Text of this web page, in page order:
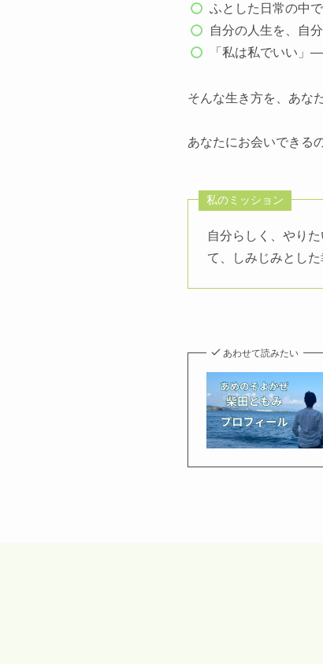
ふとした日常の中
自分の人生を、自
「私は私でいい」
そんな生き方を、あな
あなたにお会いできる
私のミッション
自分らしく、やり
て、しみじみとし
あわせて読みたい